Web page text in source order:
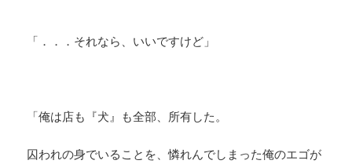
「．．．それなら、いいですけど」
「俺は店も『犬』も全部、所有した。
囚われの身でいることを、憐れんでしまった俺のエゴが